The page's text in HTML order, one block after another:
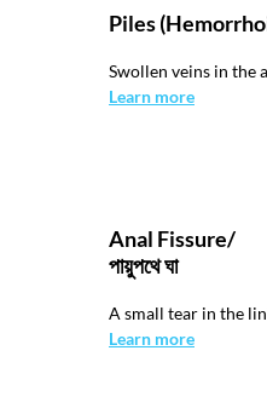
Piles
Swollen veins in the
Learn more
Anal Fissure/
পায়ুপথে ঘা
A small tear in the
Learn more